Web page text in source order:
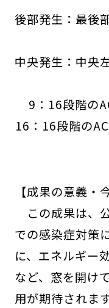
後部発生：最後
中央発生：中央
9：16段階の
16：16段階の
【成果の意義・
この成果は、
での感染症対策
に、エネルギー
など、窓を開け
用が期待されま